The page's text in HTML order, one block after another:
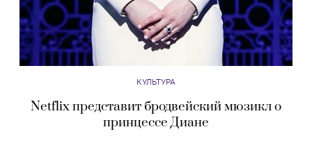
КУЛЬТУРА
Netflix представит бродвейский мюзикл о
принцессе Диане